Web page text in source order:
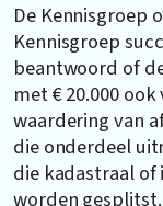
De Kennisgroep
Kennisgroep
beantwoord of
met € 20.000
waardering van
die onderdeel
die kadastraal
worden gesplitst.